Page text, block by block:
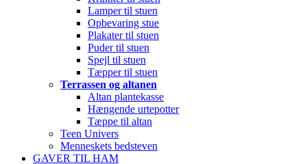
Lamper til stuen
Opbevaring stue
Plakater til stuen
Puder til stuen
Spejl til stuen
Tæpper til stuen
Terrassen og altanen
Altan plantekasse
Hængende urtepotter
Tæppe til altan
Teen Univers
Menneskets bedsteven
GAVER TIL HAM